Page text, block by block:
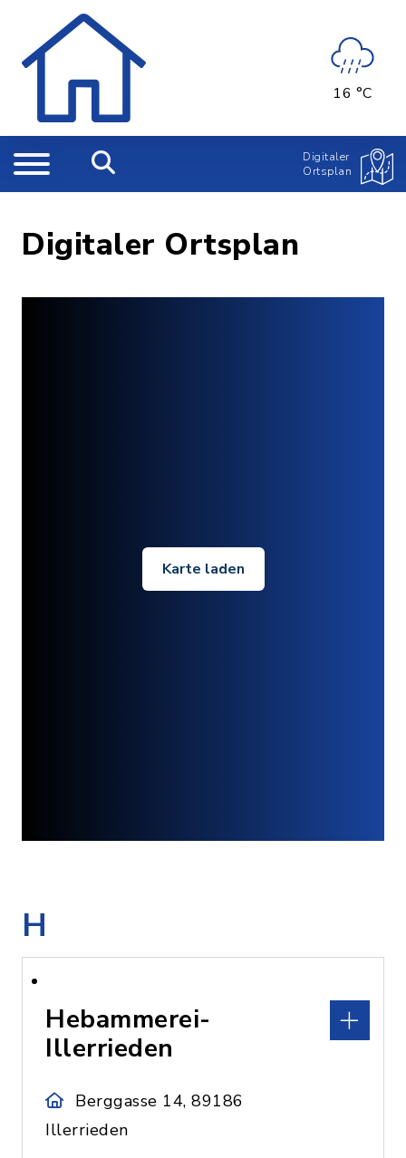
16 °C
Digitaler
Ortsplan
Digitaler Ortsplan
Karte laden
H
Hebammerei-
Illerrieden
Berggasse 14, 89186
Illerrieden